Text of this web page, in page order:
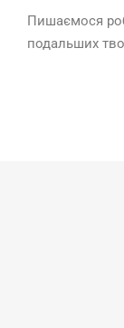
Пишаємося
подальших